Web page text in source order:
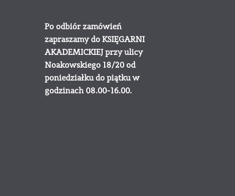
Po odbiór zamówień
zapraszamy do KSIĘGARNI
AKADEMICKIEJ przy ulicy
Noakowskiego 18/20 od
poniedziałku do piątku w
godzinach 08.00-16.00.